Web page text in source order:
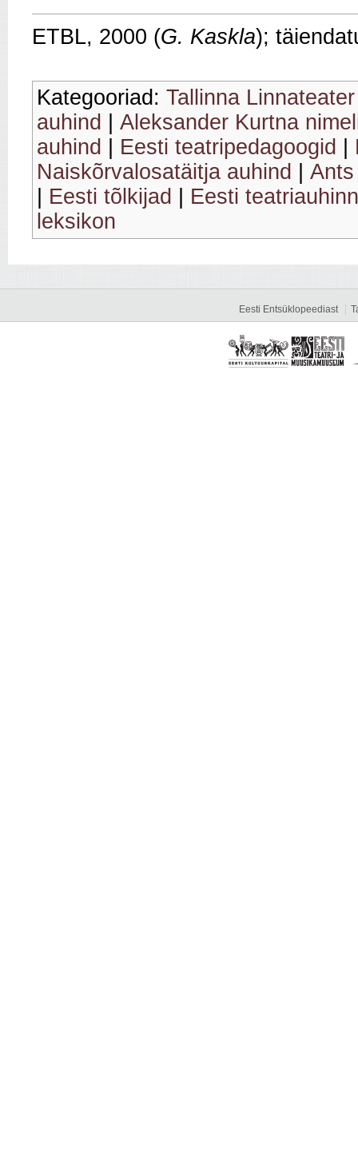
ETBL, 2000 (G. Kaskla);
Kategooriad: Tallinna Linnateater
auhind
Aleksander Kurtna
auhind
Eesti teatripedagoogid
Naiskõrvalosatäitja auhind
Eesti tõlkijad
Eesti
leksikon
Eesti Entsüklopeediast